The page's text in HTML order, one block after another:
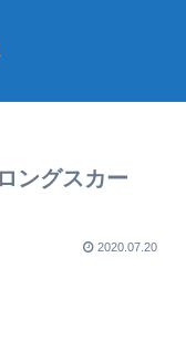
ングスカー
2020.07.20